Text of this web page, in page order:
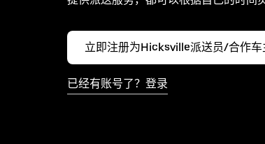
立即注册为Hicksville派送员/合作车
已经有账号了？登录